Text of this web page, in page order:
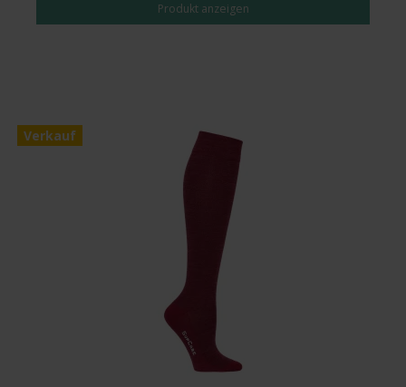
Produkt anzeigen
Verkauf